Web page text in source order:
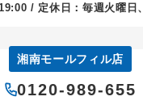
/ 定休日：毎週火曜日
湘南モールフィル店
0120-989-655